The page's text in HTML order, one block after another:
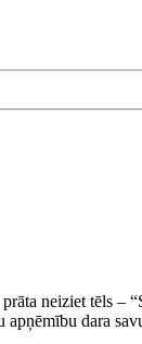
neiziet tēls
dara